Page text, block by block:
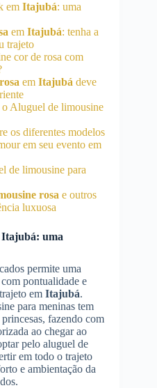
em Itajubá: uma
em Itajubá: tenha a
trajeto
cor de rosa com
em Itajubá deve
o Aluguel de limousine
os diferentes modelos
em seu evento em
de limousine para
rosa e outros
luxuosa
Itajubá: uma
permite uma
pontualidade e
em Itajubá.
para meninas tem
fazendo com
ao chegar ao
pelo aluguel de
em todo o trajeto
e ambientação da